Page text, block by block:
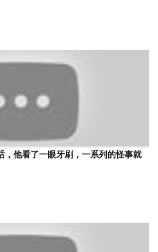
，他看了一眼牙刷，一系列的怪事就